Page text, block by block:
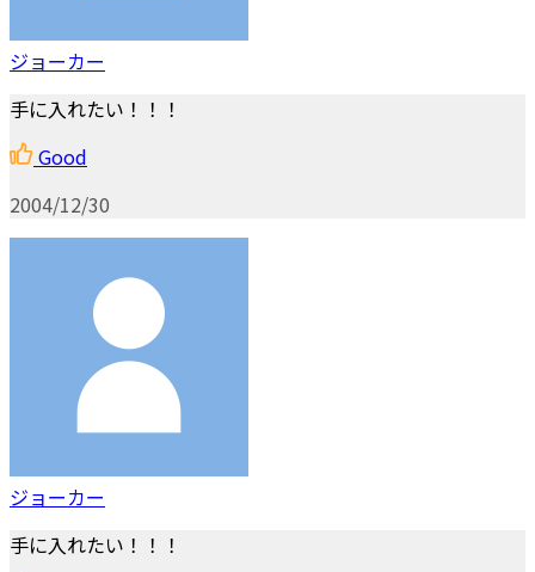
ジョーカー
手に入れたい！！！
Good
2004/12/30
ジョーカー
手に入れたい！！！